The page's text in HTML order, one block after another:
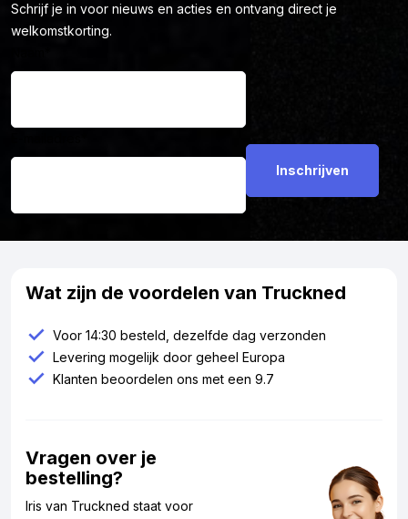
Schrijf je in voor nieuws en acties en ontvang direct je
welkomstkorting.
Wat zijn de voordelen van Truckned
Voor 14:30 besteld, dezelfde dag verzonden
Levering mogelijk door geheel Europa
Klanten beoordelen ons met een 9.7
Vragen over je
bestelling?
Iris van Truckned staat voor